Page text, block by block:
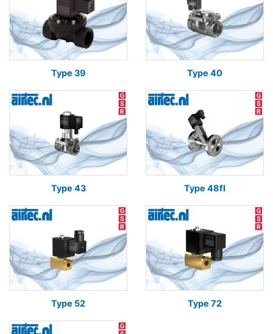
Type 39 Type 40
Type 43 Type 48fl
Type 52 Type 72